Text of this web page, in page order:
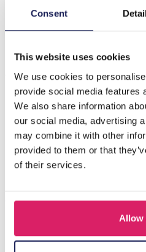
Consent
This website uses cookies
We use cookies to
provide social media features
We also share information
our social media, advertising
may combine it with other
provided to them or that
of their services.
Allow
C-D10.1 B824-020-7 S. Steel
Anderen kochten ook
B-C21.2 B105-003 S. Steel with 12mm Leather Bracelet Black